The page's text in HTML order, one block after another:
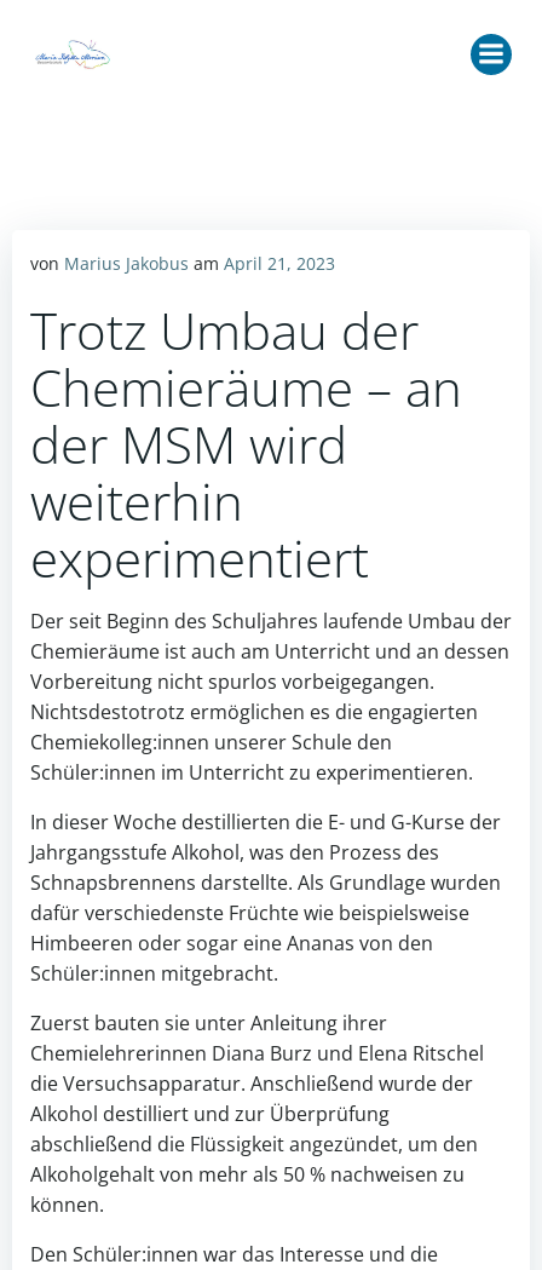
von Marius Jakobus am April 21, 2023
Trotz Umbau der
Chemieräume – an
der MSM wird
weiterhin
experimentiert
Der seit Beginn des Schuljahres laufende Umbau der
Chemieräume ist auch am Unterricht und an dessen
Vorbereitung nicht spurlos vorbeigegangen.
Nichtsdestotrotz ermöglichen es die engagierten
Chemiekolleg:innen unserer Schule den
Schüler:innen im Unterricht zu experimentieren.
In dieser Woche destillierten die E- und G-Kurse der
Jahrgangsstufe Alkohol, was den Prozess des
Schnapsbrennens darstellte. Als Grundlage wurden
dafür verschiedenste Früchte wie beispielsweise
Himbeeren oder sogar eine Ananas von den
Schüler:innen mitgebracht.
Zuerst bauten sie unter Anleitung ihrer
Chemielehrerinnen Diana Burz und Elena Ritschel
die Versuchsapparatur. Anschließend wurde der
Alkohol destilliert und zur Überprüfung
abschließend die Flüssigkeit angezündet, um den
Alkoholgehalt von mehr als 50 % nachweisen zu
können.
Den Schüler:innen war das Interesse und die